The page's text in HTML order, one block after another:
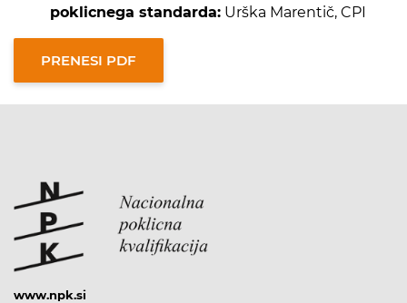
poklicnega standarda: Urška Marentič, CPI
www.npk.si